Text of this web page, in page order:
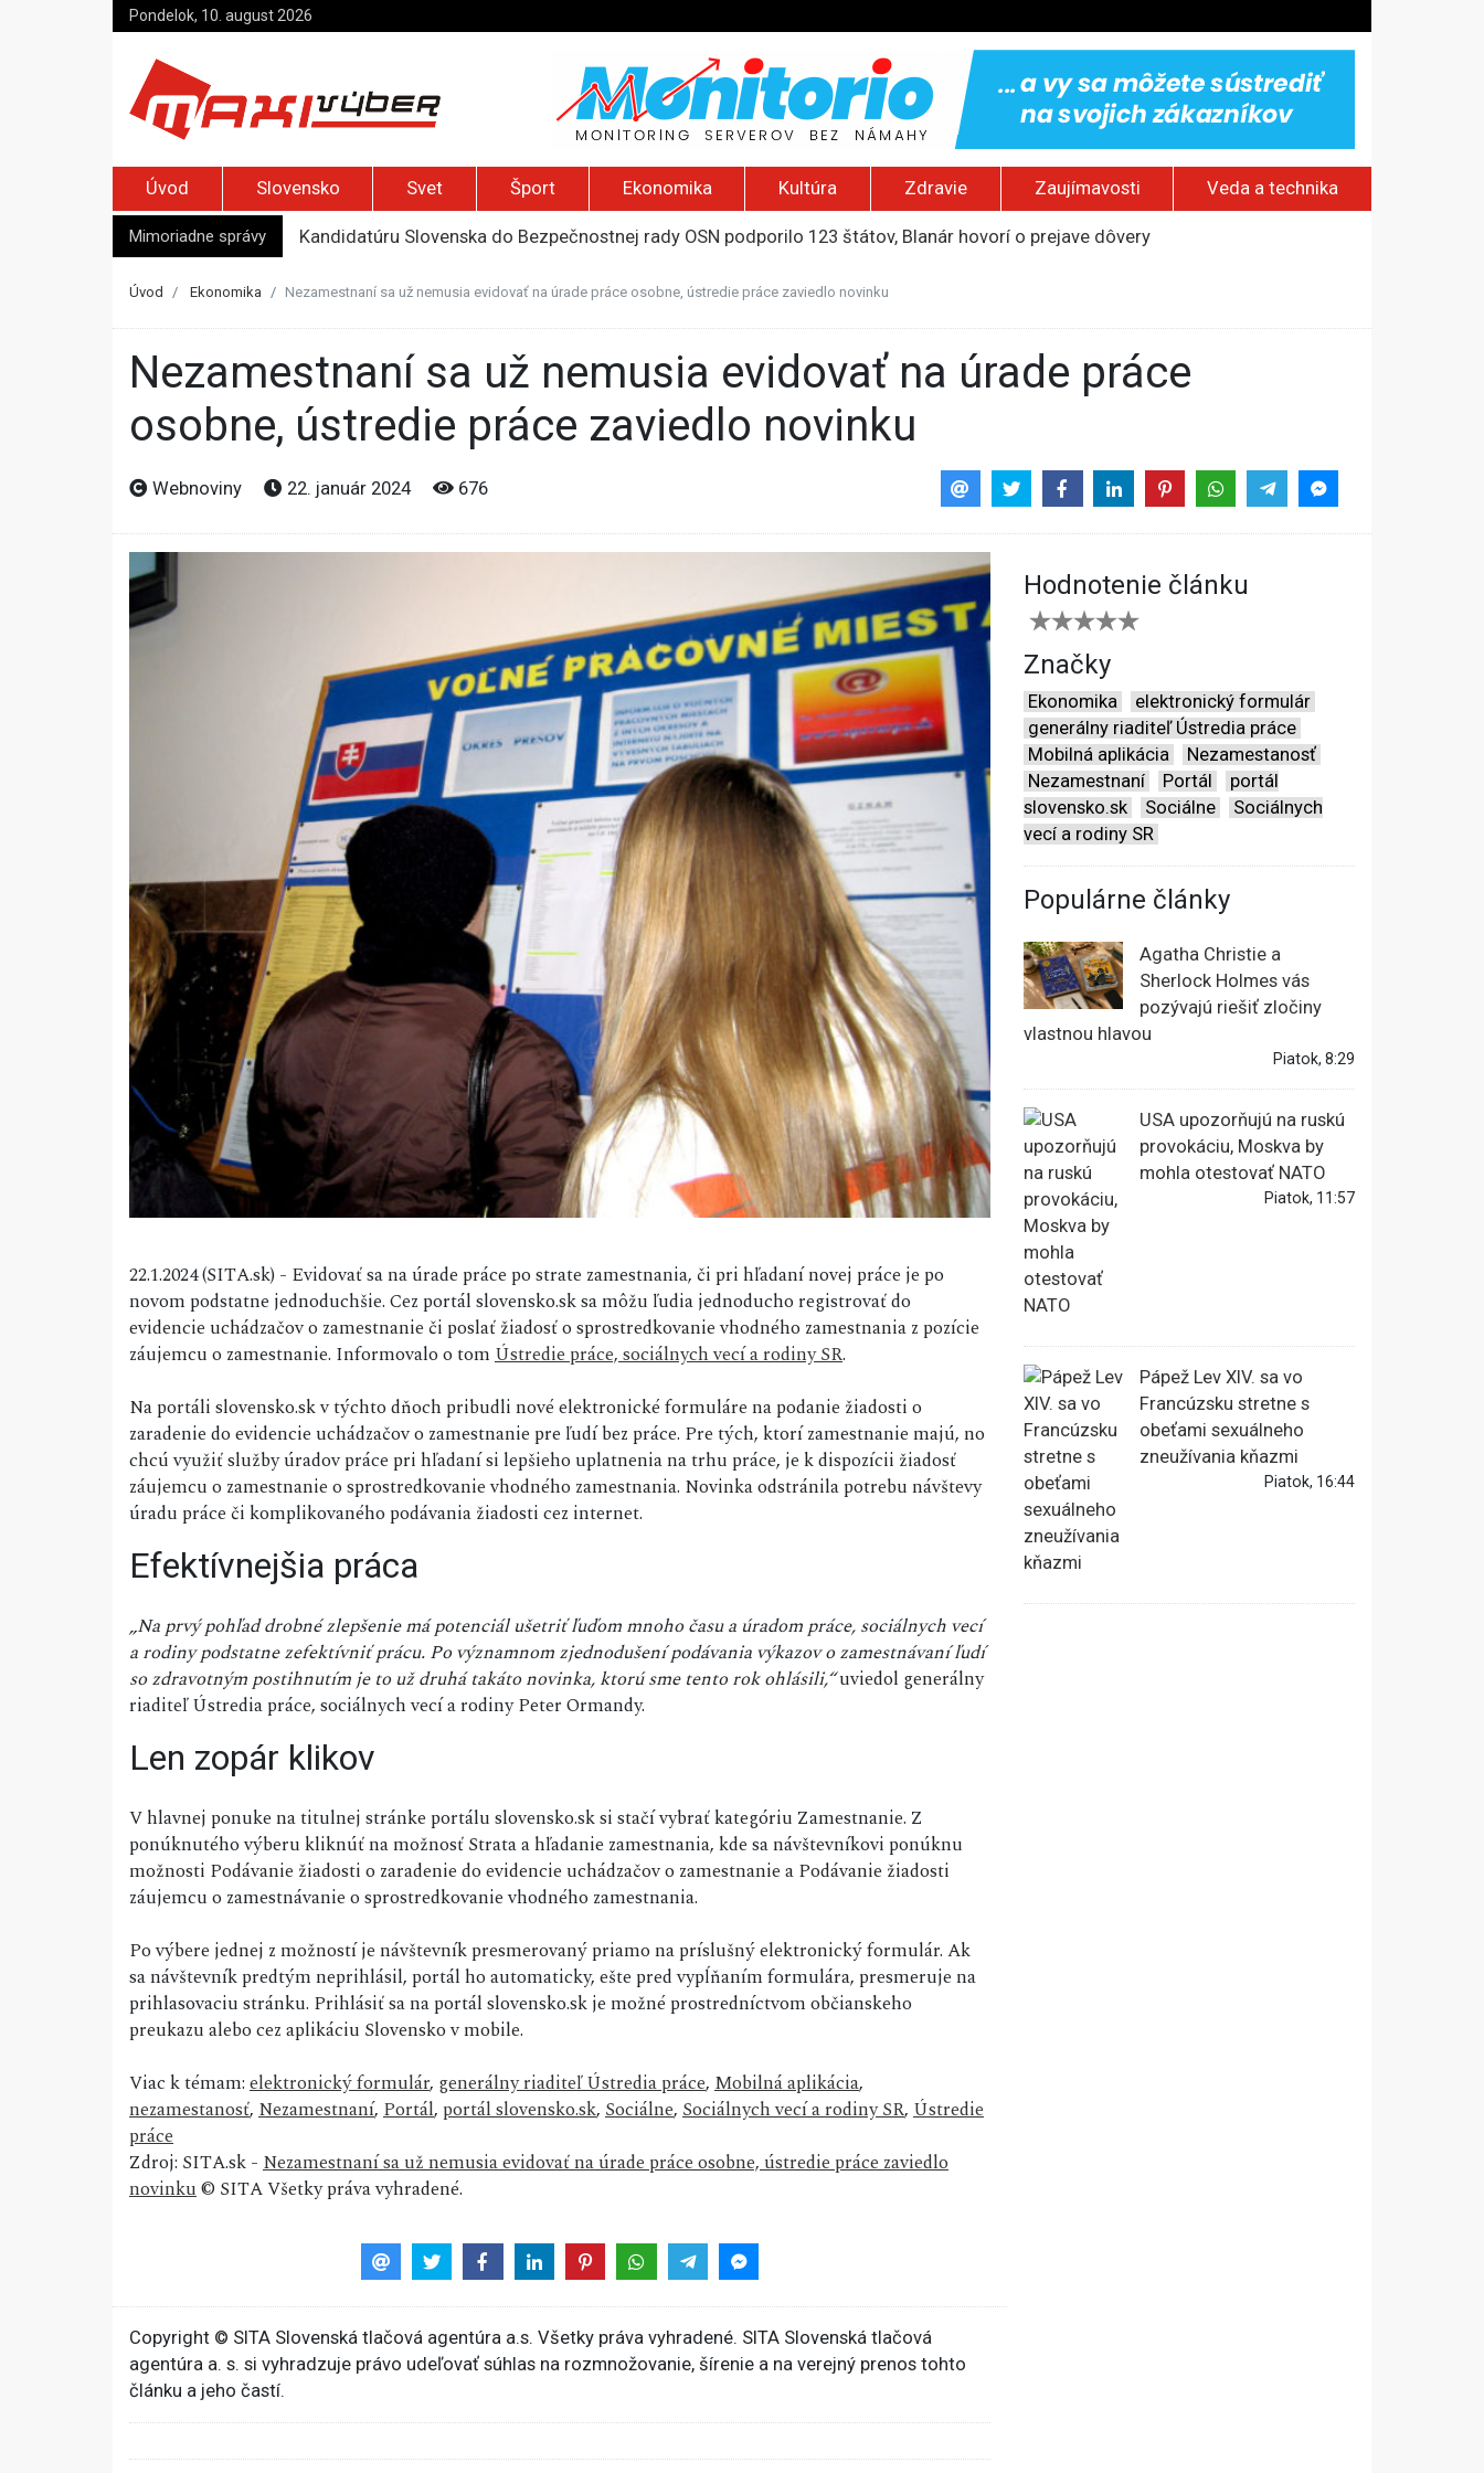
Pondelok, 10. august 2026
Úvod Slovensko Svet Šport Ekonomika Kultúra Zdravie Zaujímavosti Veda a technika
Mimoriadne správy
Kandidatúru Slovenska do Bezpečnostnej rady OSN podporilo 123 štátov, Blanár hovorí o prejave dôvery
Pápež Lev XIV. sa vo Francúzsku stretne s obeťami sexuálneho zneužívania kňazmi
Úvod Ekonomika Nezamestnaní sa už nemusia evidovať na úrade práce osobne, ústredie práce zaviedlo novinku
Nezamestnaní sa už nemusia evidovať na úrade práce
osobne, ústredie práce zaviedlo novinku
Webnoviny 22. január 2024 676
22.1.2024 (SITA.sk) - Evidovať sa na úrade práce po strate zamestnania, či pri hľadaní novej práce je po
novom podstatne jednoduchšie. Cez portál slovensko.sk sa môžu ľudia jednoducho registrovať do
evidencie uchádzačov o zamestnanie či poslať žiadosť o sprostredkovanie vhodného zamestnania z pozície
záujemcu o zamestnanie. Informovalo o tomÚstredie práce, sociálnych vecí a rodiny SR.
Na portáli slovensko.sk v týchto dňoch pribudli nové elektronické formuláre na podanie žiadosti o
zaradenie do evidencie uchádzačov o zamestnanie pre ľudí bez práce. Pre tých, ktorí zamestnanie majú, no
chcú využiť služby úradov práce pri hľadaní si lepšieho uplatnenia na trhu práce, je k dispozícii žiadosť
záujemcu o zamestnanie o sprostredkovanie vhodného zamestnania. Novinka odstránila potrebu návštevy
úradu práce či komplikovaného podávania žiadosti cez internet.
Efektívnejšia práca
„Na prvý pohľad drobné zlepšenie má potenciál ušetriť ľuďom mnoho času a úradom práce, sociálnych vecí
a rodiny podstatne zefektívniť prácu. Po významnom zjednodušení podávania výkazov o zamestnávaní ľudí
so zdravotným postihnutím je to už druhá takáto novinka, ktorú sme tento rok ohlásili,“uviedol generálny
riaditeľ Ústredia práce, sociálnych vecí a rodiny Peter Ormandy.
Len zopár klikov
V hlavnej ponuke na titulnej stránke portálu slovensko.sk si stačí vybrať kategóriu Zamestnanie. Z
ponúknutého výberu kliknúť na možnosť Strata a hľadanie zamestnania, kde sa návštevníkovi ponúknu
možnosti Podávanie žiadosti o zaradenie do evidencie uchádzačov o zamestnanie a Podávanie žiadosti
záujemcu o zamestnávanie o sprostredkovanie vhodného zamestnania.
Po výbere jednej z možností je návštevník presmerovaný priamo na príslušný elektronický formulár. Ak
sa návštevník predtým neprihlásil, portál ho automaticky, ešte pred vypĺňaním formulára, presmeruje na
prihlasovaciu stránku. Prihlásiť sa na portál slovensko.sk je možné prostredníctvom občianskeho
preukazu alebo cez aplikáciu Slovensko v mobile.
Viac k témam:elektronický formulár, generálny riaditeľ Ústredia práce,Mobilná aplikácia,
nezamestanosť,Nezamestnaní,Portál, portál slovensko.sk,Sociálne,Sociálnych vecí a rodiny SR,Ústredie
práce
Zdroj: SITA.sk -Nezamestnaní sa už nemusia evidovať na úrade práce osobne, ústredie práce zaviedlo
novinku© SITA Všetky práva vyhradené.
Hodnotenie článku
Značky
Ekonomika
elektronický formulár
generálny riaditeľ Ústredia práce
Mobilná aplikácia
Nezamestanosť
Nezamestnaní
Portál
portál
slovensko.sk
Sociálne
Sociálnych
vecí a rodiny SR
Populárne články
Agatha Christie a
Sherlock Holmes vás
pozývajú riešiť zločiny
vlastnou hlavou
Piatok, 8:29
USA upozorňujú na ruskú
provokáciu, Moskva by
mohla otestovať NATO
Piatok, 11:57
Pápež Lev XIV. sa vo
Francúzsku stretne s
obeťami sexuálneho
zneužívania kňazmi
Piatok, 16:44
Copyright © SITA Slovenská tlačová agentúra a.s. Všetky práva vyhradené. SITA Slovenská tlačová
agentúra a. s. si vyhradzuje právo udeľovať súhlas na rozmnožovanie, šírenie a na verejný prenos tohto
článku a jeho častí.